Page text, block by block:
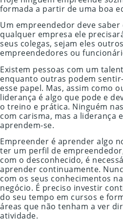
formada a partir de uma boa
Um empreendedor deve saber
qualquer empresa ele
seus colegas, sejam eles
empreendedores ou
Existem pessoas com um
enquanto outras podem
esse papel. Mas, assim como
liderança é algo que pode e
o treino e prática. Ninguém
com carisma, mas a liderança
aprendem-se.
Empreender é aprender algo
ter um perfil de
com o desconhecido, é
aprender continuamente.
com os seus conhecimentos
negócio. É preciso investir
do seu tempo em cursos e
áreas que não tenham a ver
atividade.